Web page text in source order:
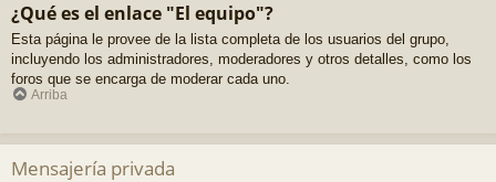
¿Qué es el enlace "El equipo"?
Esta página le provee de la lista completa de los usuarios del grupo,
incluyendo los administradores, moderadores y otros detalles, como los
foros que se encarga de moderar cada uno.
Arriba
Mensajería privada